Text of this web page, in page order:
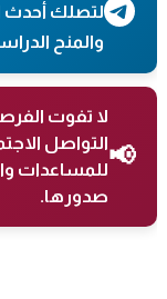
لتصلك أحدث
والمنح
📢
لا تفوت
التواصل
للمساعدات
صدورها.